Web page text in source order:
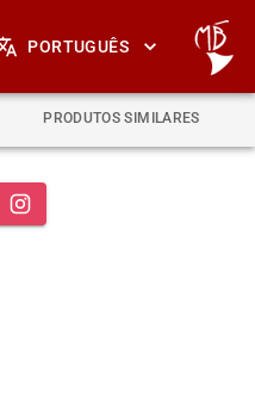
PORTUGUÊS
PRODUTOS SIMILARES